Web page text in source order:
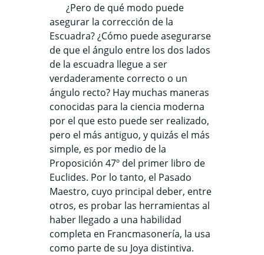
¿Pero de qué modo puede
asegurar la corrección de la
Escuadra? ¿Cómo puede asegurarse
de que el ángulo entre los dos lados
de la escuadra llegue a ser
verdaderamente correcto o un
ángulo recto? Hay muchas maneras
conocidas para la ciencia moderna
por el que esto puede ser realizado,
pero el más antiguo, y quizás el más
simple, es por medio de la
Proposición 47º del primer libro de
Euclides. Por lo tanto, el Pasado
Maestro, cuyo principal deber, entre
otros, es probar las herramientas al
haber llegado a una habilidad
completa en Francmasonería, la usa
como parte de su Joya distintiva.